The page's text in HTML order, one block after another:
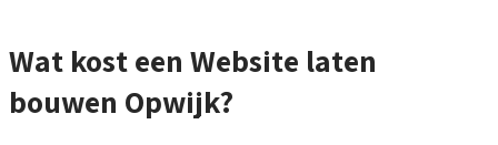
Wat kost een Website laten
bouwen Opwijk?